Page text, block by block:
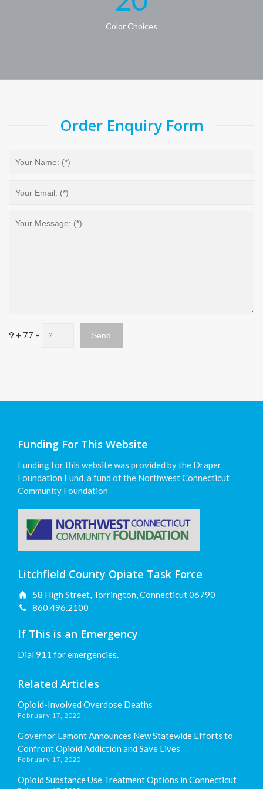
Color Choices
Order Enquiry Form
9 + 77 =
Funding For This Website
Funding for this website was provided by the Draper
Foundation Fund, a fund of the Northwest Connecticut
Community Foundation
Litchfield County Opiate Task Force
58 High Street, Torrington, Connecticut 06790
860.496.2100
If This is an Emergency
Dial 911 for emergencies.
Related Articles
Opioid-Involved Overdose Deaths
February 17, 2020
Governor Lamont Announces New Statewide Efforts to
Confront Opioid Addiction and Save Lives
February 17, 2020
Opioid Substance Use Treatment Options in Connecticut